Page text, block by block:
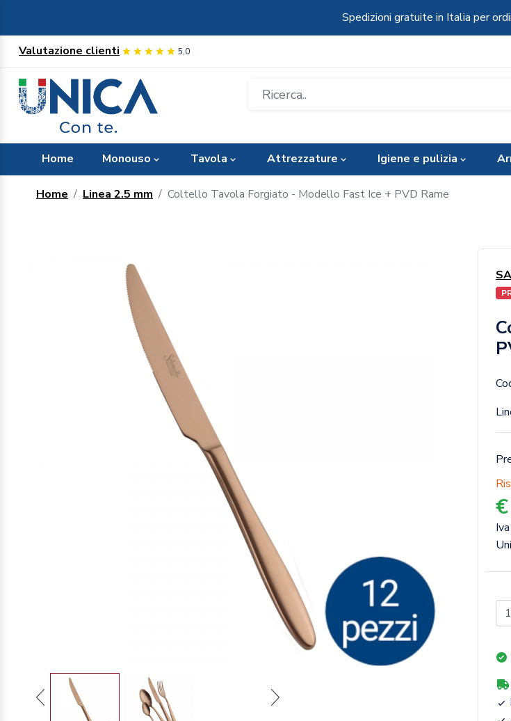
Spedizioni gratuite in Italia per
Valutazione clienti 5,0
Home Monouso Tavola Attrezzature Igiene e pulizia
Home Linea 2.5 mm Coltello Tavola Forgiato - Modello Fast Ice + PVD Rame